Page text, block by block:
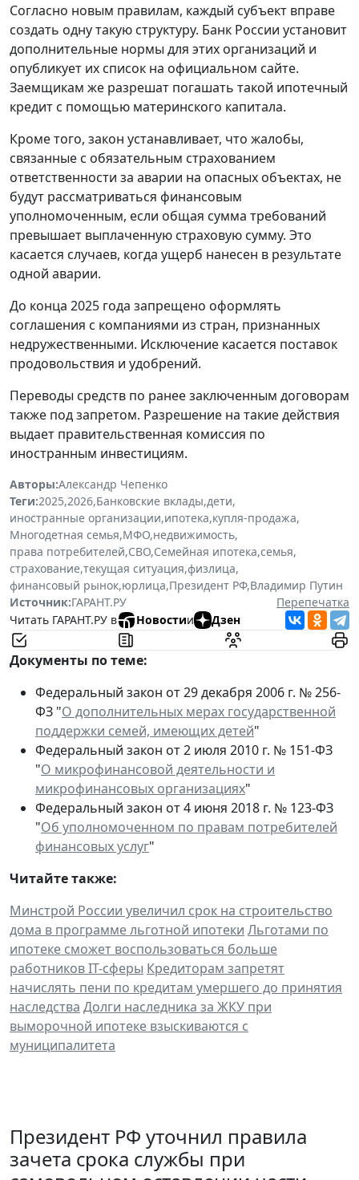
Согласно новым правилам, каждый субъект вправе
создать одну такую структуру. Банк России установит
дополнительные нормы для этих организаций и
опубликует их список на официальном сайте.
Заемщикам же разрешат погашать такой ипотечный
кредит с помощью материнского капитала.
Кроме того, закон устанавливает, что жалобы,
связанные с обязательным страхованием
ответственности за аварии на опасных объектах, не
будут рассматриваться финансовым
уполномоченным, если общая сумма требований
превышает выплаченную страховую сумму. Это
касается случаев, когда ущерб нанесен в результате
одной аварии.
До конца 2025 года запрещено оформлять
соглашения с компаниями из стран, признанных
недружественными. Исключение касается поставок
продовольствия и удобрений.
Переводы средств по ранее заключенным договорам
также под запретом. Разрешение на такие действия
выдает правительственная комиссия по
иностранным инвестициям.
Авторы:Александр Чепенко
Теги:2025,2026,Банковские вклады,дети,
иностранные организации,ипотека,купля-продажа,
Многодетная семья,МФО,недвижимость,
права потребителей,СВО,Семейная ипотека,семья,
страхование,текущая ситуация,физлица,
финансовый рынок,юрлица,Президент РФ,Владимир Путин
Источник:ГАРАНТ.РУ
Перепечатка
Читать ГАРАНТ.РУ в
Новостии Дзен
Документы по теме:
Федеральный закон от 29 декабря 2006 г. № 256-
ФЗ "О дополнительных мерах государственной
поддержки семей, имеющих детей"
Федеральный закон от 2 июля 2010 г. № 151-ФЗ
"О микрофинансовой деятельности и
микрофинансовых организациях"
Федеральный закон от 4 июня 2018 г. № 123-ФЗ
"Об уполномоченном по правам потребителей
финансовых услуг"
Читайте также:
Минстрой России увеличил срок на строительство
дома в программе льготной ипотеки Льготами по
ипотеке сможет воспользоваться больше
работников IТ-сферы Кредиторам запретят
начислять пени по кредитам умершего до принятия
наследства Долги наследника за ЖКУ при
выморочной ипотеке взыскиваются с
муниципалитета
Президент РФ уточнил правила
зачета срока службы при